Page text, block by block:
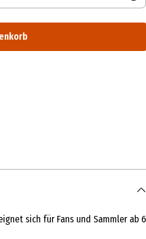
sich für Fans und Sammler ab 6